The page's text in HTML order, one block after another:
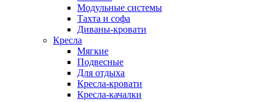
Модульные системы
Тахта и софа
Диваны-кровати
Кресла
Мягкие
Подвесные
Для отдыха
Кресла-кровати
Кресла-качалки